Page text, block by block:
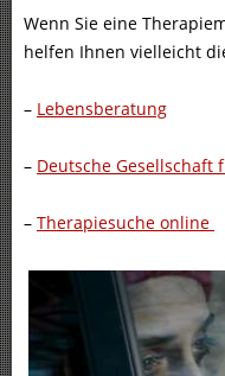
Wenn Sie eine
helfen Ihnen vielleicht
– Lebensberatung
– Deutsche Gesellschaft
– Therapiesuche online